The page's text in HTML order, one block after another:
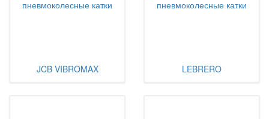
JCB VIBROMAX LEBRERO